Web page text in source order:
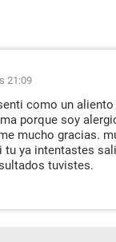
21:09
como un
porque soy
mucho gracias.
tu ya intentastes
tuvistes.